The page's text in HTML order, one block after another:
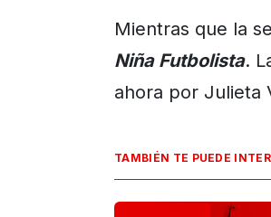
Mientras que la
Niña Futbolista.
ahora por Julieta
TAMBIÉN TE PUEDE